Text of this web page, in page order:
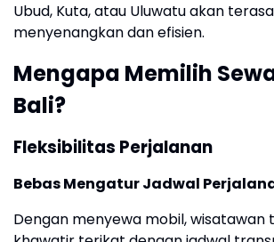
Ubud, Kuta, atau Uluwatu akan
menyenangkan dan efisien.
Mengapa Memilih
Bali?
Fleksibilitas Perjalanan
Bebas Mengatur Jadwal
Dengan menyewa mobil, wisatawan